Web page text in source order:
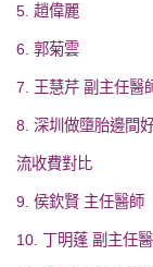
5. 趙偉麗
6. 郭菊雲
7. 王慧芹 副主任醫
8. 深圳做墮胎邊間
流收費對比
9. 侯欽賢 主任醫師
10. 丁明蓬 副主任